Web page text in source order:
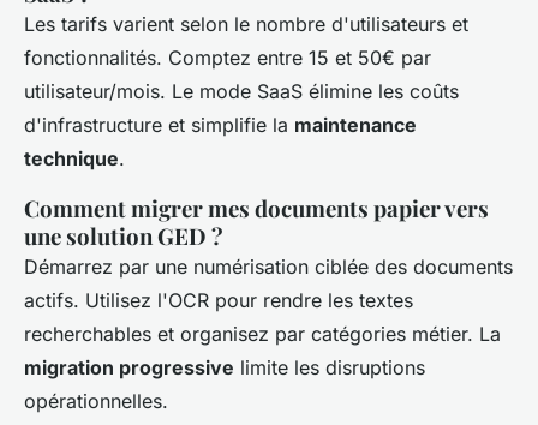
Les tarifs varient selon le nombre d'utilisateurs et
fonctionnalités. Comptez entre 15 et 50€ par
utilisateur/mois. Le mode SaaS élimine les coûts
d'infrastructure et simplifie la maintenance
technique.
Comment migrer mes documents papier vers
une solution GED ?
Démarrez par une numérisation ciblée des documents
actifs. Utilisez l'OCR pour rendre les textes
recherchables et organisez par catégories métier. La
migration progressive limite les disruptions
opérationnelles.